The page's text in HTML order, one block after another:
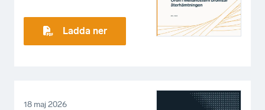
Ladda ner
18 maj 2026